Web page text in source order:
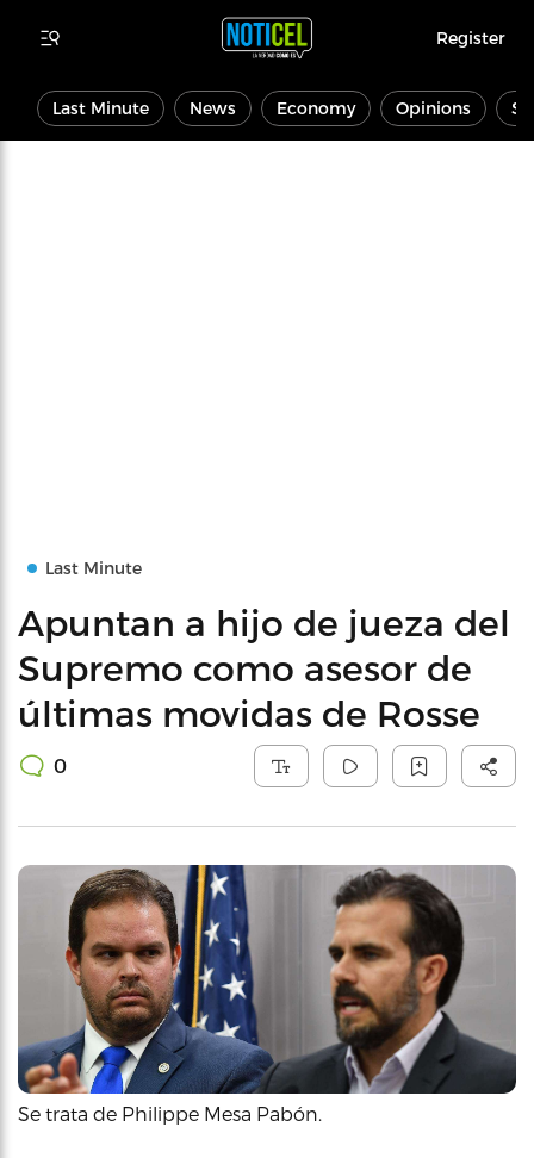
Register
Last Minute News Economy Opinions
Last Minute
Apuntan a hijo de jueza del
Supremo como asesor de
últimas movidas de Rosse
0
Se trata de Philippe Mesa Pabón.